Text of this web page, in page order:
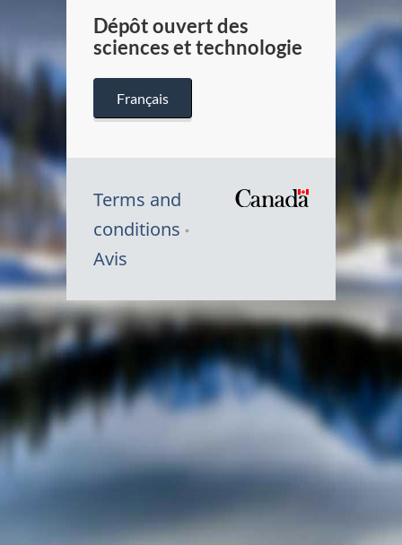
Dépôt ouvert des
sciences et technologie
Français
Terms and
conditions
Avis
Symbole
du
Canada